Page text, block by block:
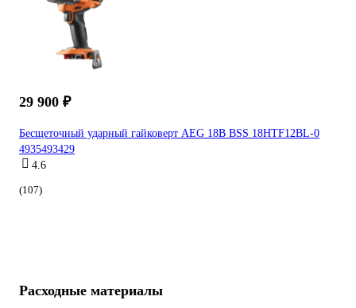
29 900 ₽
Бесщеточный ударный гайковерт AEG 18В BSS 18HTF12BL-0
4935493429
4.6
(107)
Расходные материалы